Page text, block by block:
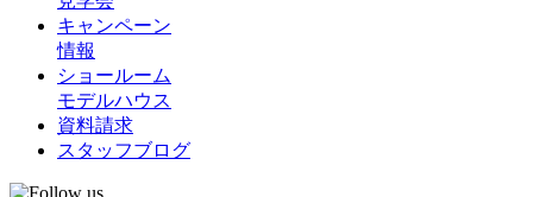
キャンペーン
情報
ショールーム
モデルハウス
資料請求
スタッフブログ